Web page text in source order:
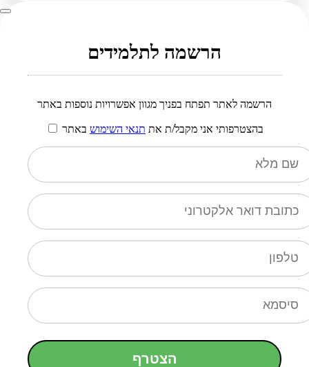
הרשמה לתלמידים
הרשמה לאתר תפתח בפניך מגוון אפשרויות נוספות באתר
בהצטרפותי אני מקבל/ת את תנאי השימוש באתר
הצטרף